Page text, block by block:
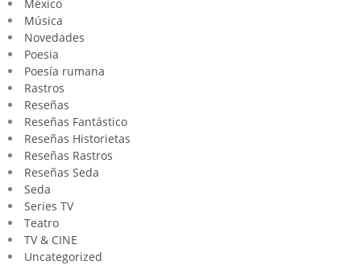
México
Música
Novedades
Poesia
Poesía rumana
Rastros
Reseñas
Reseñas Fantástico
Reseñas Historietas
Reseñas Rastros
Reseñas Seda
Seda
Series TV
Teatro
TV & CINE
Uncategorized